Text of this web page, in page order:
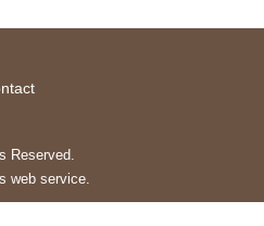
Reserved.
web service